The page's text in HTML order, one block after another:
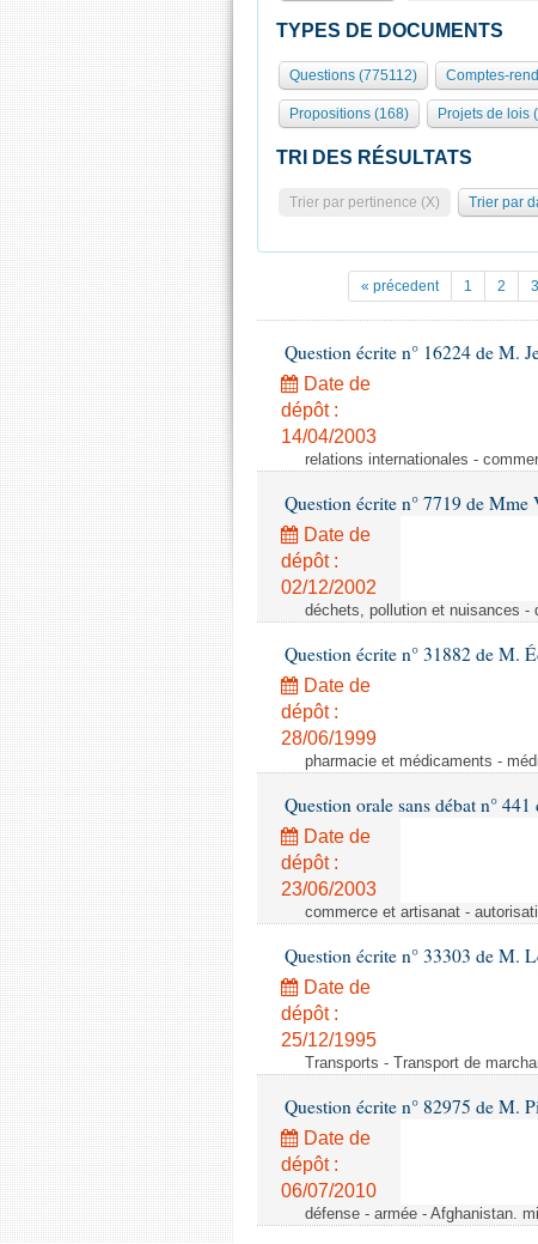
TYPES DE DOCUMENTS
Questions (775112) Comptes-
Propositions (168) Projets de lois
TRI DES RÉSULTATS
Trier par pertinence (X) Trier par
« précedent 1 2 3
Question écrite n° 16224 de M.
Date de
dépôt :
14/04/2003
relations internationales -
Question écrite n° 7719 de Mme
Date de
dépôt :
02/12/2002
déchets, pollution et nuisances -
Question écrite n° 31882 de M.
Date de
dépôt :
28/06/1999
pharmacie et médicaments -
Question orale sans débat n°
Date de
dépôt :
23/06/2003
commerce et artisanat -
Question écrite n° 33303 de M.
Date de
dépôt :
25/12/1995
Transports - Transport de
Question écrite n° 82975 de M.
Date de
dépôt :
06/07/2010
défense - armée - Afghanistan.